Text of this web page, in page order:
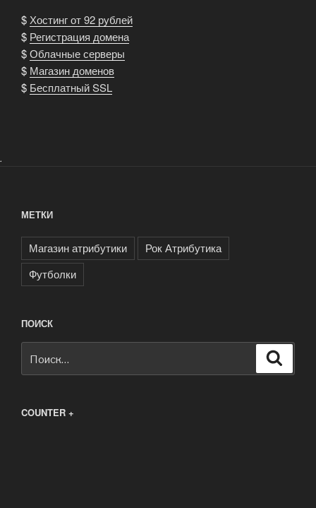
$Хостинг от 92 рублей
$ Регистрация домена
$Облачные серверы
$ Магазин доменов
$ Бесплатный SSL
.
МЕТКИ
Магазин атрибутики
Рок Атрибутика
Футболки
ПОИСК
COUNTER +